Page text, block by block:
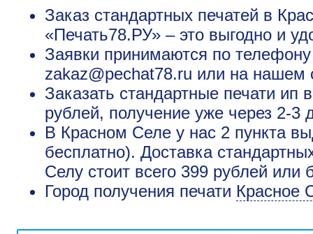
Заказ стандартных печатей в
«Печать78.РУ» – это выгодно и
Заявки принимаются по
zakaz@pechat78.ru или на нашем
Заказать стандартные печати
рублей, получение уже через 2-3
В Красном Селе у нас 2 пункта
бесплатно). Доставка
Селу стоит всего 399 рублей или
Город получения печати Красное